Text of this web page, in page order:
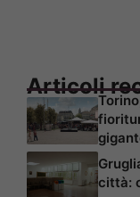
Articoli
città: